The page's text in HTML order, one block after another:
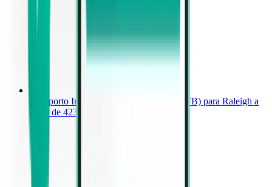
Aeroporto Internacional de Cabo Frio (CFB) para Raleigh a
partir de 423 €